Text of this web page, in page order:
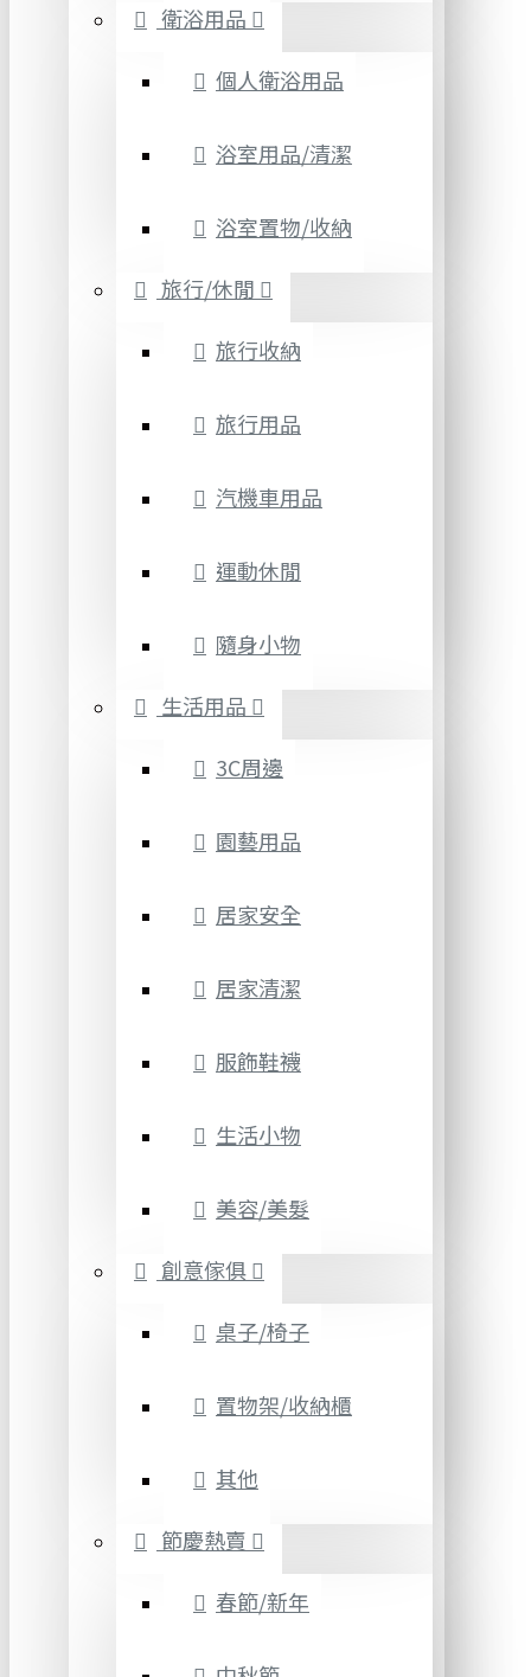
衛浴用品
個人衛浴用品
浴室用品/清潔
浴室置物/收納
旅行/休閒
旅行收納
旅行用品
汽機車用品
運動休閒
隨身小物
生活用品
3C周邊
園藝用品
居家安全
居家清潔
服飾鞋襪
生活小物
美容/美髮
創意傢俱
桌子/椅子
置物架/收納櫃
其他
節慶熱賣
春節/新年